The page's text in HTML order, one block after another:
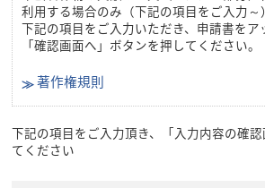
利用する場合のみ（下記の項目をご入力～）
下記の項目をご入力いただき、申請書をア
「確認画面へ」ボタンを押してください。
著作権規則
下記の項目をご入力頂き、「入力内容の確
てください